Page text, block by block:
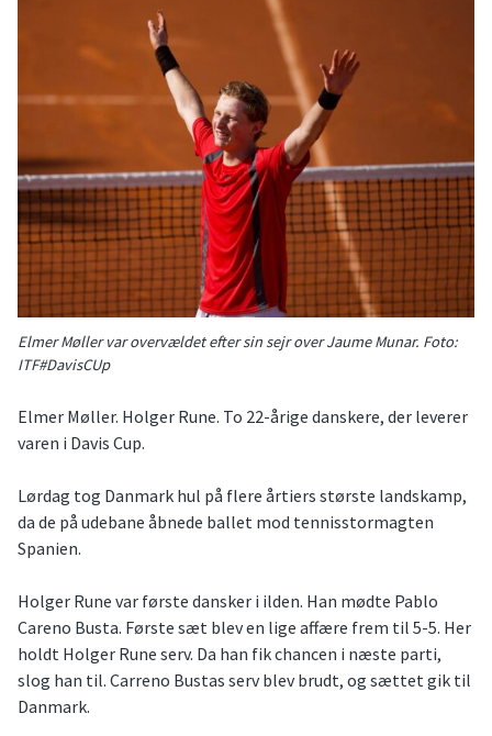
Elmer Møller var overvældet efter sin sejr over Jaume Munar. Foto:
ITF#DavisCUp
Elmer Møller. Holger Rune. To 22-årige danskere, der leverer
varen i Davis Cup.
Lørdag tog Danmark hul på flere årtiers største landskamp,
da de på udebane åbnede ballet mod tennisstormagten
Spanien.
Holger Rune var første dansker i ilden. Han mødte Pablo
Careno Busta. Første sæt blev en lige affære frem til 5-5. Her
holdt Holger Rune serv. Da han fik chancen i næste parti,
slog han til. Carreno Bustas serv blev brudt, og sættet gik til
Danmark.